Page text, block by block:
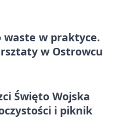
waste w praktyce.
w Ostrowcu
Święto Wojska
i piknik